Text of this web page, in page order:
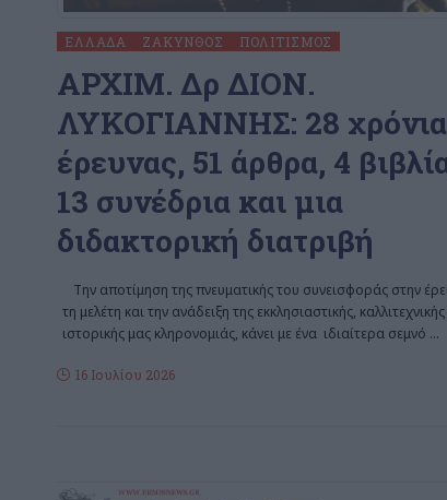
ΕΛΛΆΔΑ ΖΆΚΥΝΘΟΣ ΠΟΛΙΤΙΣΜΌΣ
ΑΡΧΙΜ. Δρ ΔΙΟΝ.
ΛΥΚΟΓΙΑΝΝHΣ: 28 χρόνια
έρευνας, 51 άρθρα, 4
13 συνέδρια και μια
διδακτορική διατριβή
Την αποτίμηση της πνευματικής του συνεισφοράς στην
τη μελέτη και την ανάδειξη της εκκλησιαστικής,
ιστορικής μας κληρονομιάς, κάνει με ένα ιδιαίτερα σεμνό …
16 Ιουλίου 2026